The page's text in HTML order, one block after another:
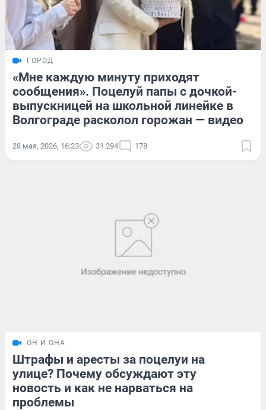
ГОРОД
«Мне каждую минуту приходят
сообщения». Поцелуй папы с дочкой-
выпускницей на школьной линейке в
Волгограде расколол горожан — видео
28 мая, 2026, 16:23 31 294 178
ОН И ОНА
Штрафы и аресты за поцелуи на
улице? Почему обсуждают эту
новость и как не нарваться на
проблемы